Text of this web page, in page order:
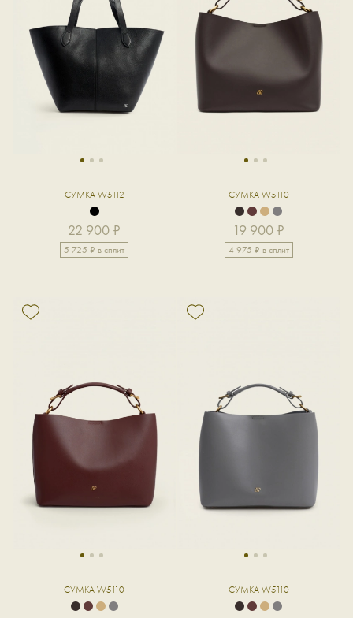
1 2 3
СУМКА W5112
22 900 ₽
5 725 ₽ в сплит
1 2 3
СУМКА W5110
19 900 ₽
4 975 ₽ в сплит
1 2 3
СУМКА W5110
1 2 3
СУМКА W5110